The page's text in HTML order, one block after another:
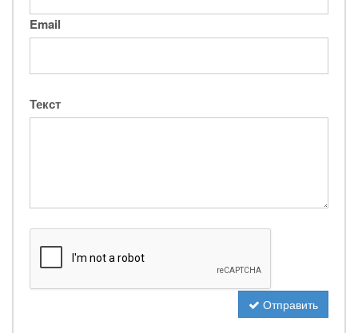
Email
Текст
Отправить